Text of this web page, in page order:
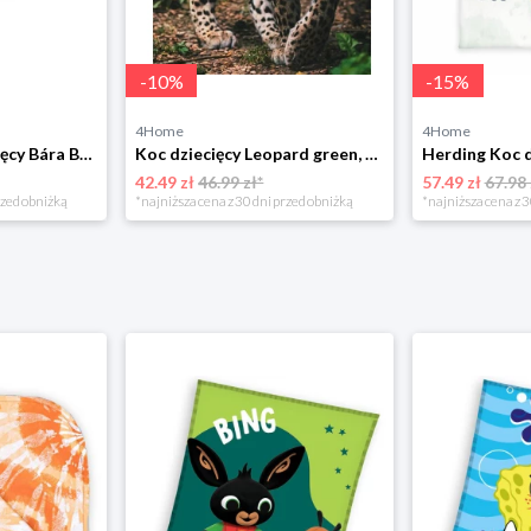
Bellatex Koc dziecięcy Bára Butterfly różowy, 75 x 100 cm
obniżką
-10%
4Home
Koc dziecięcy Leopard green, 120 x 150 cm Jerry Fabrics
42.49 zł46.99 zł*
*najniższa cena z 30 dni przed obniżką
-15%
4Home
57.49 zł67.98
*najniższa cena z